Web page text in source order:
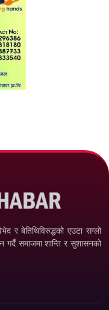
र बेतिथिविरुद्धको एउटा सग्लो
समाजमा शान्ति र सुशासनको